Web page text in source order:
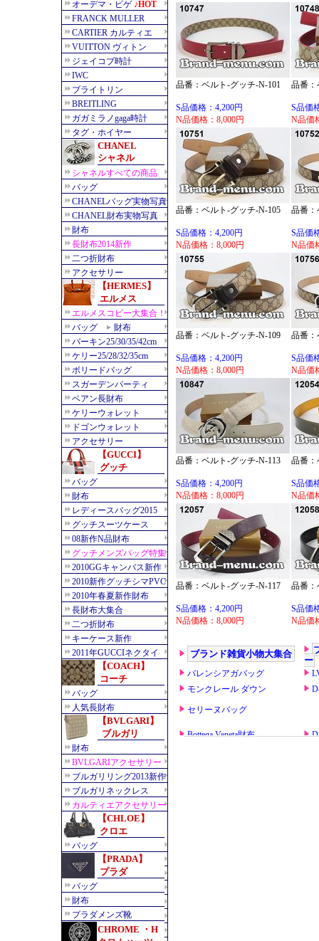
品番：ベルト-グッチ-N-101
S品価格：4,200円
N品価格：8,000円
品番：
S品価
N品価
品番：ベルト-グッチ-N-105
S品価格：4,200円
N品価格：8,000円
品番：
S品価
N品価
品番：ベルト-グッチ-N-109
S品価格：4,200円
N品価格：8,000円
品番：
S品価
N品価
品番：ベルト-グッチ-N-113
S品価格：4,200円
N品価格：8,000円
品番：
S品価
N品価
品番：ベルト-グッチ-N-117
S品価格：4,200円
N品価格：8,000円
品番：
S品価
N品価